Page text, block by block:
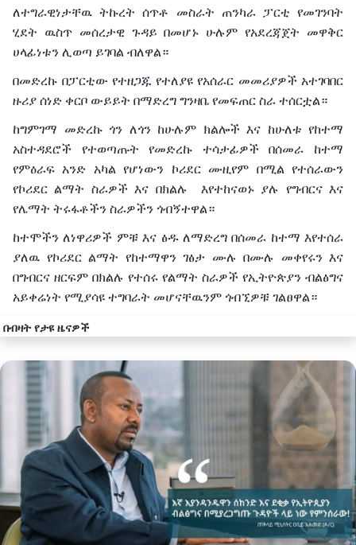
ለተግራዊነታቸዉ ትኩረት ሰጥቶ መስራት ጠንካራ ፓርቲ የመገንባት
ሂደት ዉስጥ መሰረታዊ ጉዳይ በመሆኑ ሁሉም የአደረጃጀት መዋቅር
ሀላፊነቱን ሊወጣ ይገባል ብለዋል።
በመድረኩ በፓርቲው የተዘጋጁ የተለያዩ የአሰራር መመሪያዎች አተገባበር
ዙሪያ ሰነድ ቀርቦ ውይይት በማድረግ ግንዛቤ የመፍጠር ስራ ተሰርቷል።
ከግምገማ መድረኩ ጎን ለጎን ከሁሉም ክልሎች እና ከሁለቱ የከተማ
አስተዳደሮች የተወጣጡት የመድረኩ ተሳታፊዎች በሰመራ ከተማ
የምዕራፍ አንድ አካል የሆነውን ኮሪደር ሙዚየም በሚል የተሰራውን
የኮሪደር ልማት ስራዎች እና በክልሉ እየተከናወኑ ያሉ የግብርና እና
የሌማት ትሩፋቶችን ስራዎችን ጎብኝተዋል።
ከተሞችን ለነዋሪዎች ምቹ እና ፅዱ ለማድረግ በሰመራ ከተማ እየተሰራ
ያለዉ የኮሪደር ልማት የከተማዋን ገፅታ ሙሉ በሙሉ መቀየሩን እና
በግብርና ዘርፍም በክልሉ የተሰሩ የልማት ስራዎች የኢትዮጵያን ብልፅግና
አይቀሬነት የሚያሳዩ ተግባራት መሆናቸዉንም ጎብኚዎቹ ገልፀዋል።
በብዛት የታዩ ዜናዎች